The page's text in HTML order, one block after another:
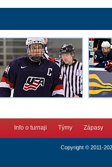
Info o turnaji Týmy Zápasy
Copyright © 2011-